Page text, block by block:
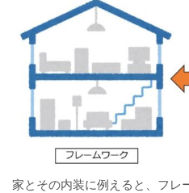
家とその内装に例えると、フレ